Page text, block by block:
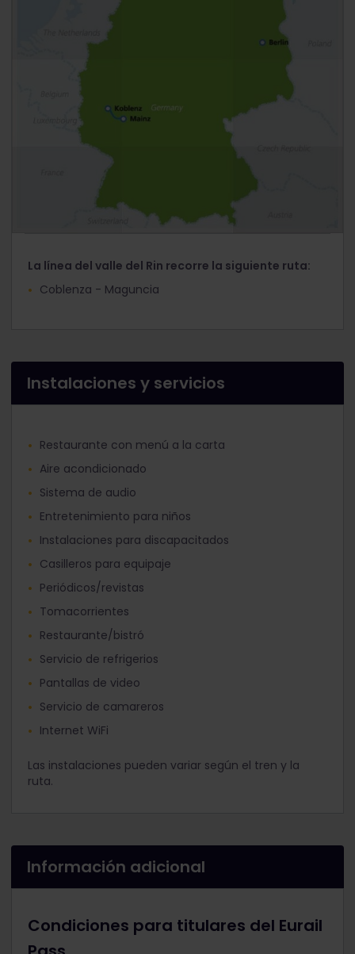
La línea del valle del Rin recorre la siguiente ruta:
Coblenza - Maguncia
Instalaciones y servicios
Restaurante con menú a la carta
Aire acondicionado
Sistema de audio
Entretenimiento para niños
Instalaciones para discapacitados
Casilleros para equipaje
Periódicos/revistas
Tomacorrientes
Restaurante/bistró
Servicio de refrigerios
Pantallas de video
Servicio de camareros
Internet WiFi
Las instalaciones pueden variar según el tren y la
ruta.
Información adicional
Condiciones para titulares del Eurail